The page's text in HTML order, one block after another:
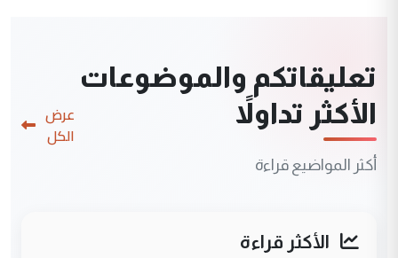
تعليقاتكم والموضوعات
الأكثر تداولاً
أكثر المواضيع قراءة
عرض
الكل
الأكثر قراءة